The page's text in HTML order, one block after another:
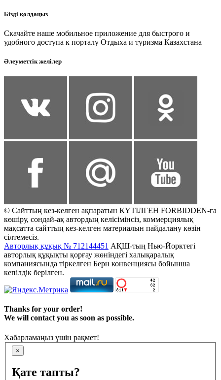
Бізді қолдаңыз
Скачайте наше мобильное приложение для быстрого и
удобного доступа к порталу Отдыха и туризма Казахстана
Әлеуметтік желілер
© Сайттың кез-келген ақпаратын КҮТІЛГЕН FORBIDDEN-ға
көшіру, сондай-ақ автордың келісімінсіз, коммерциялық
мақсатта сайттың кез-келген материалын пайдалану көзін
сілтемесіз.
Авторлық құқық № 712144451 АҚШ-тың Нью-Йорктегі
авторлық құқықты қорғау жөніндегі халықаралық
компаниясында тіркелген Берн конвенциясы бойынша
кепілдік берілген.
Thanks for your order!
We will contact you as soon as possible.
Хабарламаңыз үшін рақмет!
×
Қате тапты?